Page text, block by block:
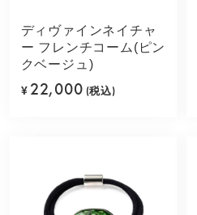
ディヴァインネイチャ
ー フレンチコーム(ピン
クベージュ)
¥ 22,000 (税込)